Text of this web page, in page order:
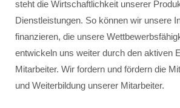
steht die Wirtschaftlichkeit unserer
Dienstleistungen. So können wir unsere
finanzieren, die unsere
entwickeln uns weiter durch den aktiven
Mitarbeiter. Wir fordern und fördern die
und Weiterbildung unserer Mitarbeiter.